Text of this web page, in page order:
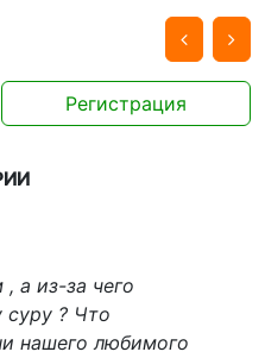
Регистрация
а из-за чего
суру ? Что
нашего любимого